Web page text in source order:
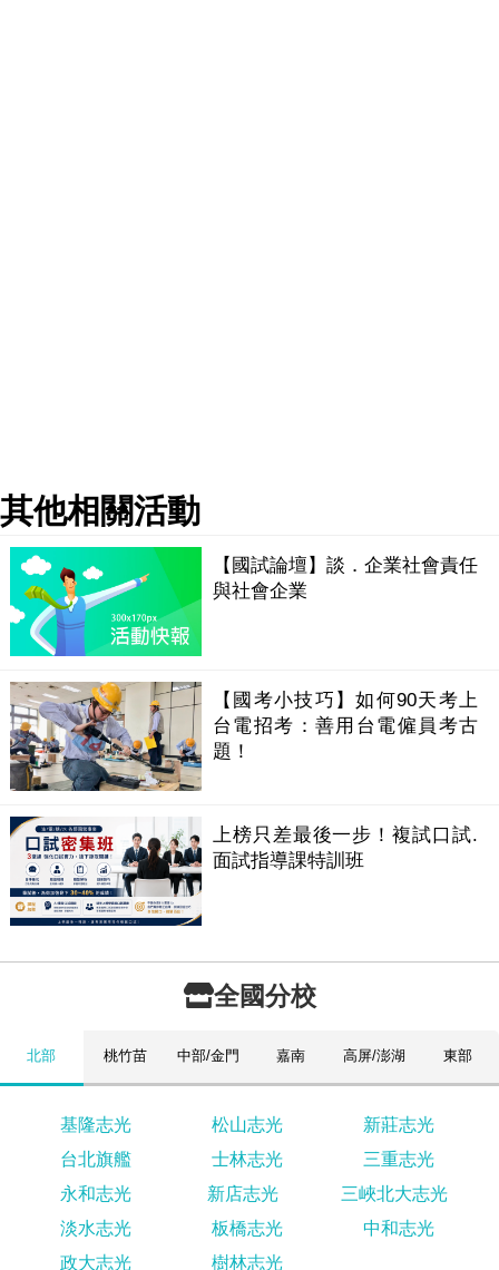
其他相關活動
【國試論壇】談．企業社會責任
與社會企業
【國考小技巧】如何90天考上
台電招考：善用台電僱員考古
題！
上榜只差最後一步！複試口試.
面試指導課特訓班
全國分校
北部 桃竹苗 中部/金門 嘉南 高屏/澎湖 東部
基隆志光 松山志光
新莊志光
台北旗艦
士林志光
三重志光
永和志光
新店志光
三峽北大志光
淡水志光
板橋志光
中和志光
政大志光
樹林志光